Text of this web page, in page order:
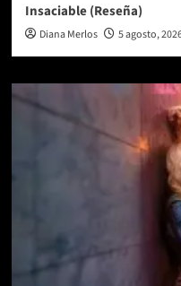
Insaciable (Reseña)
Diana Merlos 5 agosto,